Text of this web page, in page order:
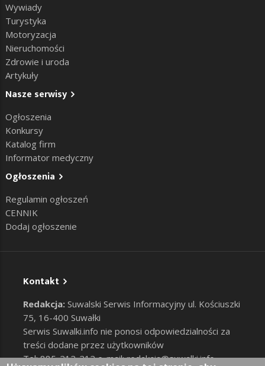
Wywiady
Turystyka
Motoryzacja
Nieruchomości
Zdrowie i uroda
Artykuły
Nasze serwisy
Ogłoszenia
Konkursy
Katalog firm
Informator medyczny
Ogłoszenia
Regulamin ogłoszeń
CENNIK
Dodaj ogłoszenie
Kontakt
Redakcja: Suwalski Serwis Informacyjny ul. Kościuszki
75, 16-400 Suwałki
Serwis Suwalki.info nie ponosi odpowiedzialności za
treści dodane przez użytkowników
Tel: 885-212-212 e-mail:redakcja@suwalki.info,